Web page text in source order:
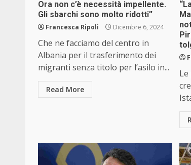
Ora non c’è necessità impellente.
Gli sbarchi sono molto ridotti”
Francesca Ripoli Dicembre 6, 2024
Che ne facciamo del centro in
Albania per il trasferimento dei
migranti senza titolo per l’asilo in...
Read More